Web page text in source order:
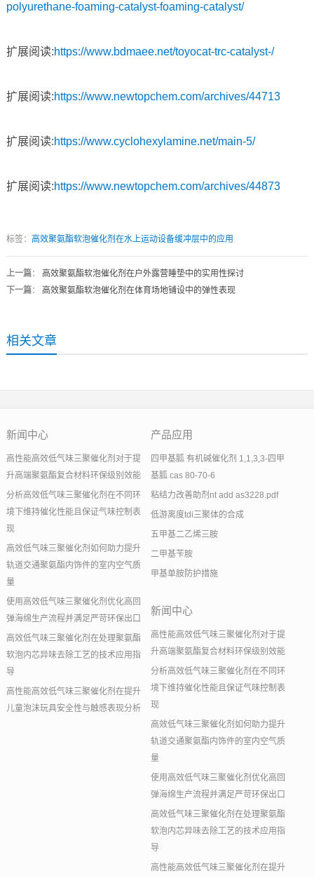
polyurethane-foaming-catalyst-foaming-catalyst/
扩展阅读:https://www.bdmaee.net/toyocat-trc-catalyst-/
扩展阅读:https://www.newtopchem.com/archives/44713
扩展阅读:https://www.cyclohexylamine.net/main-5/
扩展阅读:https://www.newtopchem.com/archives/44873
标签： 高效聚氨酯软泡催化剂在水上运动设备缓冲层中的应用
上一篇： 高效聚氨酯软泡催化剂在户外露营睡垫中的实用性探讨
下一篇： 高效聚氨酯软泡催化剂在体育场地铺设中的弹性表现
相关文章
新闻中心
高性能高效低气味三聚催化剂对于提
升高端聚氨酯复合材料环保级别效能
分析高效低气味三聚催化剂在不同环
境下维持催化性能且保证气味控制表
现
高效低气味三聚催化剂如何助力提升
轨道交通聚氨酯内饰件的室内空气质
量
使用高效低气味三聚催化剂优化高回
弹海绵生产流程并满足严苛环保出口
高效低气味三聚催化剂在处理聚氨酯
软泡内芯异味去除工艺的技术应用指
导
高性能高效低气味三聚催化剂在提升
儿童泡沫玩具安全性与触感表现分析
产品应用
四甲基胍 有机碱催化剂 1,1,3,3-四甲
基胍 cas 80-70-6
粘结力改善助剂nt add as3228.pdf
低游离度tdi三聚体的合成
五甲基二乙烯三胺
二甲基苄胺
甲基单胺防护措施
新闻中心
高性能高效低气味三聚催化剂对于提
升高端聚氨酯复合材料环保级别效能
分析高效低气味三聚催化剂在不同环
境下维持催化性能且保证气味控制表
现
高效低气味三聚催化剂如何助力提升
轨道交通聚氨酯内饰件的室内空气质
量
使用高效低气味三聚催化剂优化高回
弹海绵生产流程并满足严苛环保出口
高效低气味三聚催化剂在处理聚氨酯
软泡内芯异味去除工艺的技术应用指
导
高性能高效低气味三聚催化剂在提升